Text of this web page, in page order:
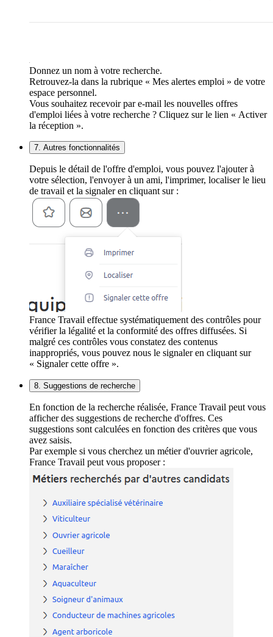
Donnez un nom à votre recherche.
Retrouvez-la dans la rubrique « Mes alertes emploi » de votre
espace personnel.
Vous souhaitez recevoir par e-mail les nouvelles offres
d'emploi liées à votre recherche ? Cliquez sur le lien « Activer
la réception ».
7. Autres fonctionnalités
Depuis le détail de l'offre d'emploi, vous pouvez l'ajouter à
votre sélection, l'envoyer à un ami, l'imprimer, localiser le lieu
de travail et la signaler en cliquant sur :
France Travail effectue systématiquement des contrôles pour
vérifier la légalité et la conformité des offres diffusées. Si
malgré ces contrôles vous constatez des contenus
inappropriés, vous pouvez nous le signaler en cliquant sur
« Signaler cette offre ».
8. Suggestions de recherche
En fonction de la recherche réalisée, France Travail peut vous
afficher des suggestions de recherche d'offres. Ces
suggestions sont calculées en fonction des critères que vous
avez saisis.
Par exemple si vous cherchez un métier d'ouvrier agricole,
France Travail peut vous proposer :